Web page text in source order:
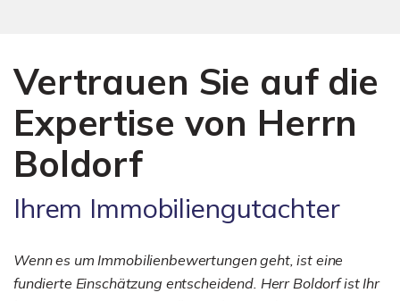
Vertrauen Sie auf die
Expertise von Herrn
Boldorf
Ihrem Immobiliengutachter
Wenn es um Immobilienbewertungen geht, ist eine
fundierte Einschätzung entscheidend. Herr Boldorf ist Ihr